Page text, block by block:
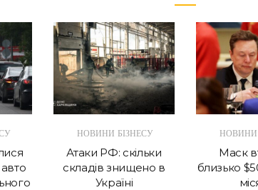
НОВИНИ БІЗНЕСУ
Атаки РФ: скільки
складів знищено в
Україні
НОВИНИ
Маск
близько